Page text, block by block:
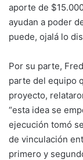
aporte de
ayudan a poder
puede, ojalá lo
Por su parte,
parte del equipo
proyecto,
“esta idea se
ejecución tomó
de vinculación
primero y